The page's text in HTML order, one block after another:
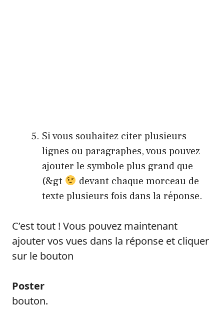
Si vous souhaitez citer plusieurs
lignes ou paragraphes, vous pouvez
ajouter le symbole plus grand que
(&gt
devant chaque morceau de
texte plusieurs fois dans la réponse.
C’est tout ! Vous pouvez maintenant
ajouter vos vues dans la réponse et cliquer
sur le bouton
Poster
bouton.